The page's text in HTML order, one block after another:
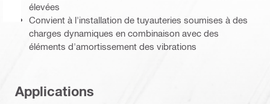
élevées
Convient à l'installation de tuyauteries soumises à des
charges dynamiques en combinaison avec des
éléments d'amortissement des vibrations
Applications